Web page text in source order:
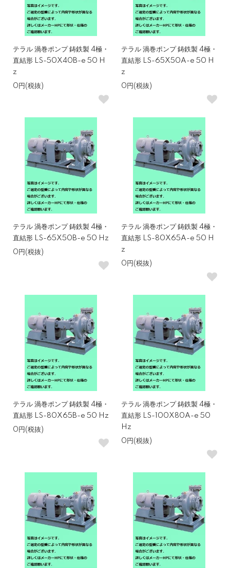
テラル 渦巻ポンプ 鋳鉄製 4極・
直結形 LS-50X40B-e 50 H
z
0円(税抜)
テラル 渦巻ポンプ 鋳鉄製 4極・
直結形 LS-65X50A-e 50 H
z
0円(税抜)
テラル 渦巻ポンプ 鋳鉄製 4極・
直結形 LS-65X50B-e 50 Hz
0円(税抜)
テラル 渦巻ポンプ 鋳鉄製 4極・
直結形 LS-80X65A-e 50 H
z
0円(税抜)
テラル 渦巻ポンプ 鋳鉄製 4極・
直結形 LS-80X65B-e 50 Hz
0円(税抜)
テラル 渦巻ポンプ 鋳鉄製 4極・
直結形 LS-100X80A-e 50
Hz
0円(税抜)